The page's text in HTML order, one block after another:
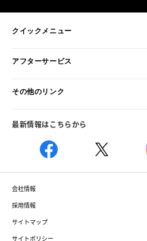
クイックメニュー
アフターサービス
その他のリンク
最新情報はこちらから
会社情報
採用情報
サイトマップ
サイトポリシー